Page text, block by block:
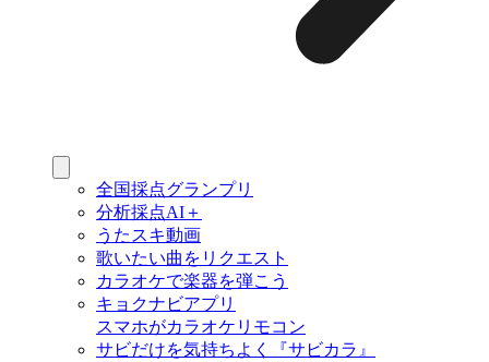
全国採点グランプリ
分析採点AI＋
うたスキ動画
歌いたい曲をリクエスト
カラオケで楽器を弾こう
キョクナビアプリ
スマホがカラオケリモコン
サビだけを気持ちよく『サビカラ』